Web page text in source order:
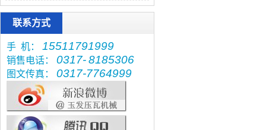
联系方式
手 机： 15511791999
销售电话： 0317-8185306
图文传真： 0317-7764999